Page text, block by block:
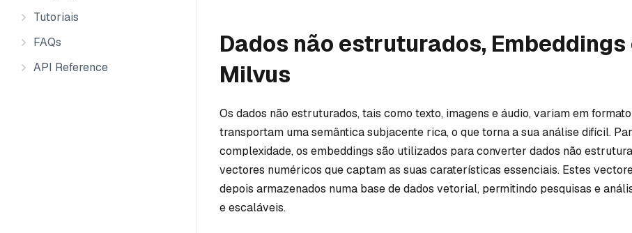
Tutoriais
FAQs
API Reference
Dados não estruturados, Embeddings
Milvus
Os dados não estruturados, tais como texto, imagens e áudio, variam em
transportam uma semântica subjacente rica, o que torna a sua análise difícil.
complexidade, os embeddings são utilizados para converter dados não
vectores numéricos que captam as suas caraterísticas essenciais. Estes
depois armazenados numa base de dados vetorial, permitindo pesquisas e
e escaláveis.